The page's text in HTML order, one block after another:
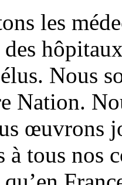
les
Nous
Nation.
œuvrons
à tous nos